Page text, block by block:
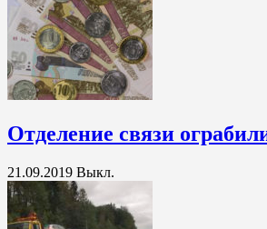
Отделение связи
21.09.2019 Выкл.